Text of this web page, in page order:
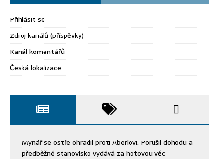
Přihlásit se
Zdroj kanálů (příspěvky)
Kanál komentářů
Česká lokalizace
Mynář se ostře ohradil proti Aberlovi. Porušil dohodu a
předběžné stanovisko vydává za hotovou věc